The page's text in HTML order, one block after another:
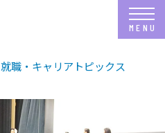
就職・キャリアトピックス